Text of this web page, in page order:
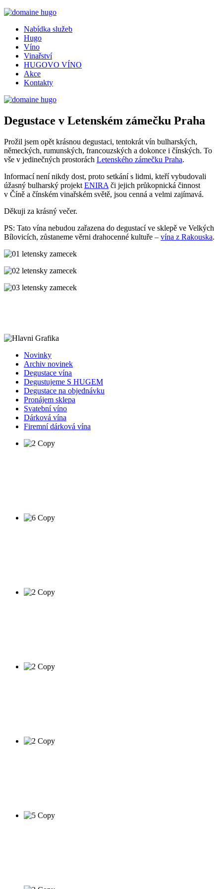
Nabídka služeb
Hugo
Víno
Vinařství
HUGOVO VÍNO
Akce
Kontakty
Degustace v Letenském zámečku Praha
Prožil jsem opět krásnou degustaci, tentokrát vín bulharských,
německých, rumunských, francouzských a dokonce i čínských. To
vše v jedinečných prostorách Letenského zámečku Praha.
Informací není nikdy dost, proto setkání s lidmi, kteří vybudovali
úžasný bulharský projekt ENIRA či jejich průkopnická činnost
v Číně a čínském vinařském světě, jsou cenná a velmi zajímavá.
Děkuji za krásný večer.
PS: Tato vína nebudou zařazena do degustací ve sklepě ve Velkých
Bílovicích, zůstaneme věrni drahocenné kultuře – vína z Rakouska.
Novinky
Archiv novinek
Degustace vína
Degustujeme S HUGEM
Degustace na objednávku
Pronájem sklepa
Svatební víno
Dárková vína
Firemní dárková vína